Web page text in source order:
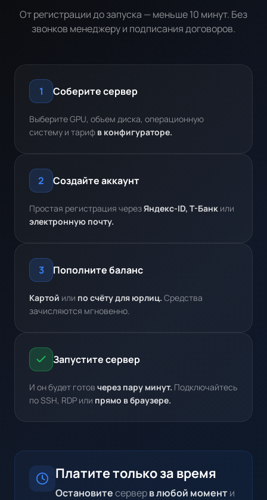
От регистрации до запуска — меньше 10 минут. Без
звонков менеджеру и подписания договоров.
1 Соберите сервер
Выберите GPU, объем диска, операционную
систему и тариф в конфигураторе.
2 Создайте аккаунт
Простая регистрация черезЯндекс-ID, Т-Банк или
электронную почту.
3 Пополните баланс
Картой или по счёту для юрлиц. Средства
зачисляются мгновенно.
Запустите сервер
И он будет готов через пару минут. Подключайтесь
по SSH, RDP или прямо в браузере.
Платите только за время
Остановитесерверв любой момент и